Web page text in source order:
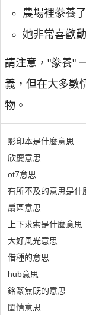
農場裡豢養
她非常喜歡
請注意，"豢養"
義，但在大多數
物。
影印本是什麼意思
欣慶意思
ot7意思
有所不及的意思是什
扇區意思
上下求索是什麼意思
大好風光意思
借種的意思
hub意思
銘篆無既的意思
閨情意思